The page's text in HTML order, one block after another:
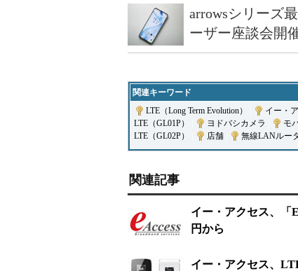
arrowsシリーズ
ーザー座談会開
関連キーワード
LTE（Long Term Evolution）
イー・
LTE（GL01P）
ヨドバシカメラ モ
LTE（GL02P）
店舗 無線LANルー
関連記事
イー・アクセス、
円から
イー・アクセス、